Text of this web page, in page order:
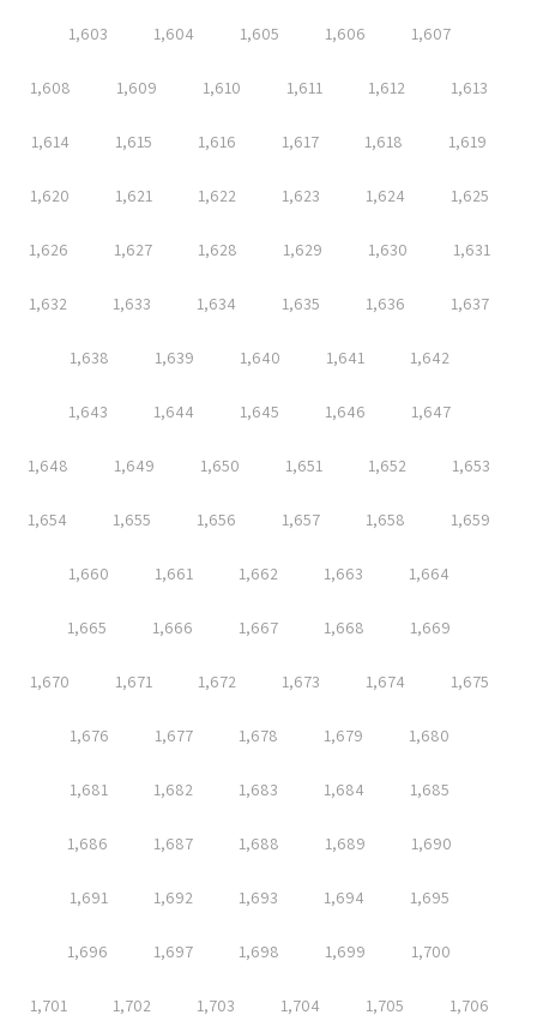
1,603 1,604 1,605 1,606 1,607
1,608 1,609 1,610 1,611 1,612 1,613
1,614 1,615 1,616 1,617 1,618 1,619
1,620 1,621 1,622 1,623 1,624 1,625
1,626 1,627 1,628 1,629 1,630 1,631
1,632 1,633 1,634 1,635 1,636 1,637
1,638 1,639 1,640 1,641 1,642
1,643 1,644 1,645 1,646 1,647
1,648 1,649 1,650 1,651 1,652 1,653
1,654 1,655 1,656 1,657 1,658 1,659
1,660 1,661 1,662 1,663 1,664
1,665 1,666 1,667 1,668 1,669
1,670 1,671 1,672 1,673 1,674 1,675
1,676 1,677 1,678 1,679 1,680
1,681 1,682 1,683 1,684 1,685
1,686 1,687 1,688 1,689 1,690
1,691 1,692 1,693 1,694 1,695
1,696 1,697 1,698 1,699 1,700
1,701 1,702 1,703 1,704 1,705 1,706